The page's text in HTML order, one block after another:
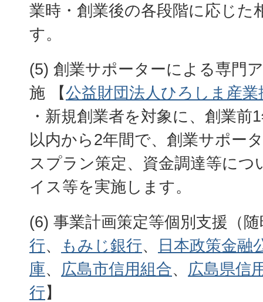
業時・創業後の各段階に応じた
す。
(5) 創業サポーターによる専門
施 【公益財団法人ひろしま産業
・新規創業者を対象に、創業前
以内から2年間で、創業サポー
スプラン策定、資金調達等につ
イス等を実施します。
(6) 事業計画策定等個別支援（
行、 もみじ銀行、
日本政策金融
庫、 広島市信用組合、 広島県信
行】